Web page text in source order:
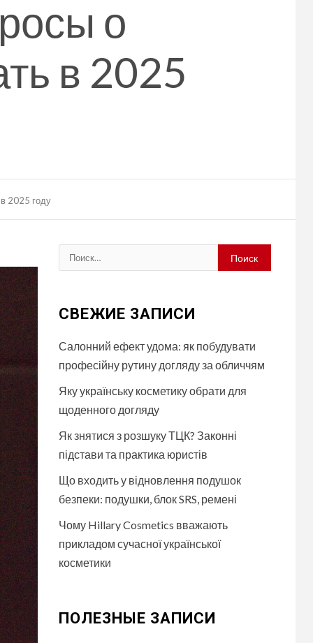
о
в 2025
2025 году
Найти:
СВЕЖИЕ ЗАПИСИ
Салонний ефект удома: як побудувати
професійну рутину догляду за обличчям
Яку українську косметику обрати для
щоденного догляду
Як знятися з розшуку ТЦК? Законні
підстави та практика юристів
Що входить у відновлення подушок
безпеки: подушки, блок SRS, ремені
Чому Hillary Cosmetics вважають
прикладом сучасної української
косметики
ПОЛЕЗНЫЕ ЗАПИСИ